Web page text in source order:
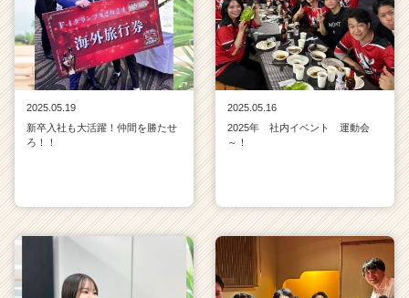
2025.05.19
新卒入社も大活躍！仲間を勝たせ
ろ！！
2025.05.16
2025年 社内イベント 運動会
～！